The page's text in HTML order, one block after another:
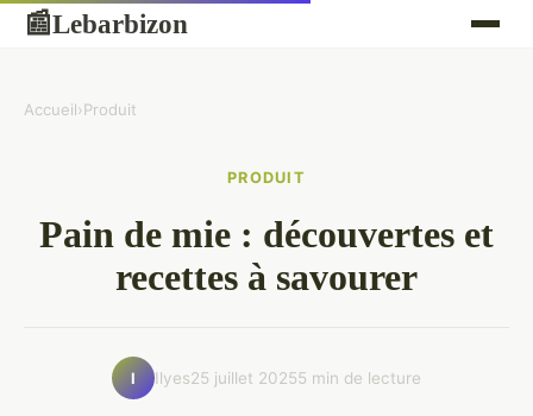
📰Lebarbizon
Accueil›Produit
PRODUIT
Pain de mie : découvertes et
recettes à savourer
I Ilyes25 juillet 20255 min de lecture